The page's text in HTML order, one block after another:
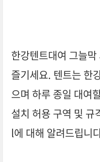
한강텐트대여 그늘
즐기세요. 텐트는 한
으며 하루 종일 대여
설치 허용 구역 및
l에 대해 알려드립니